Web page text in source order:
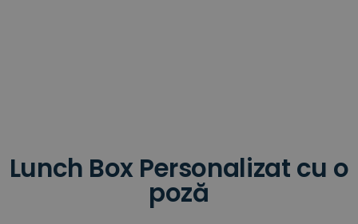
Lunch Box Personalizat cu o
poză